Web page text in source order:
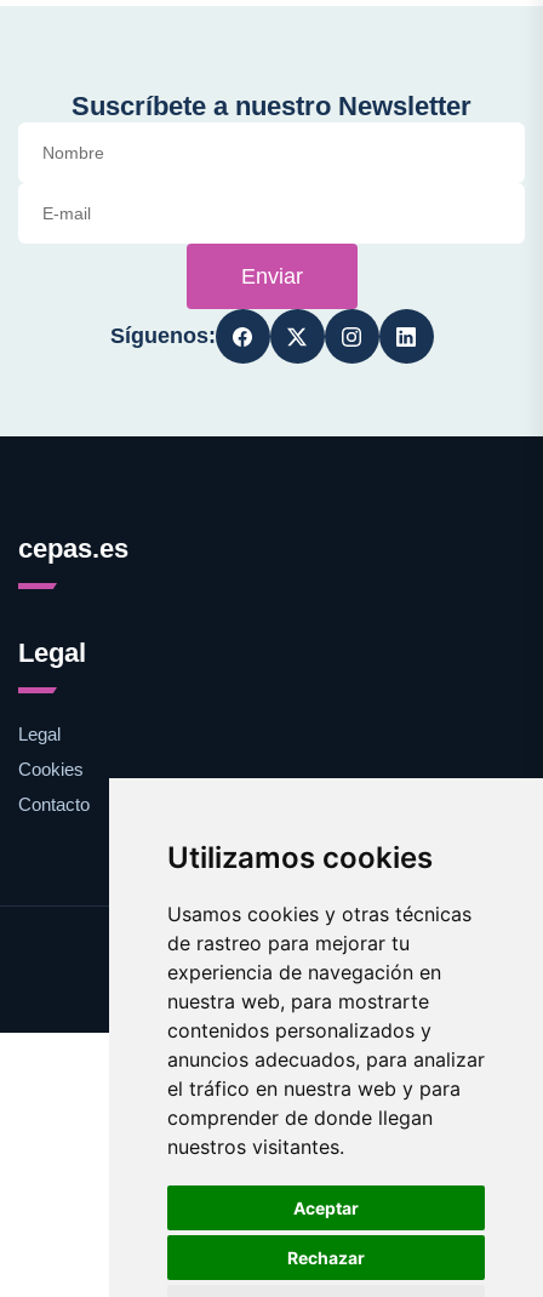
Utilizamos cookies
Usamos cookies y otras técnicas
de rastreo para mejorar tu
experiencia de navegación en
nuestra web, para mostrarte
contenidos personalizados y
anuncios adecuados, para analizar
el tráfico en nuestra web y para
comprender de donde llegan
nuestros visitantes.
Aceptar
Rechazar
Suscríbete a nuestro Newsletter
Enviar
Síguenos:
cepas.es
Legal
Legal
Cookies
Contacto
Update cookies preferences
Copyright © 2025 cepas.es